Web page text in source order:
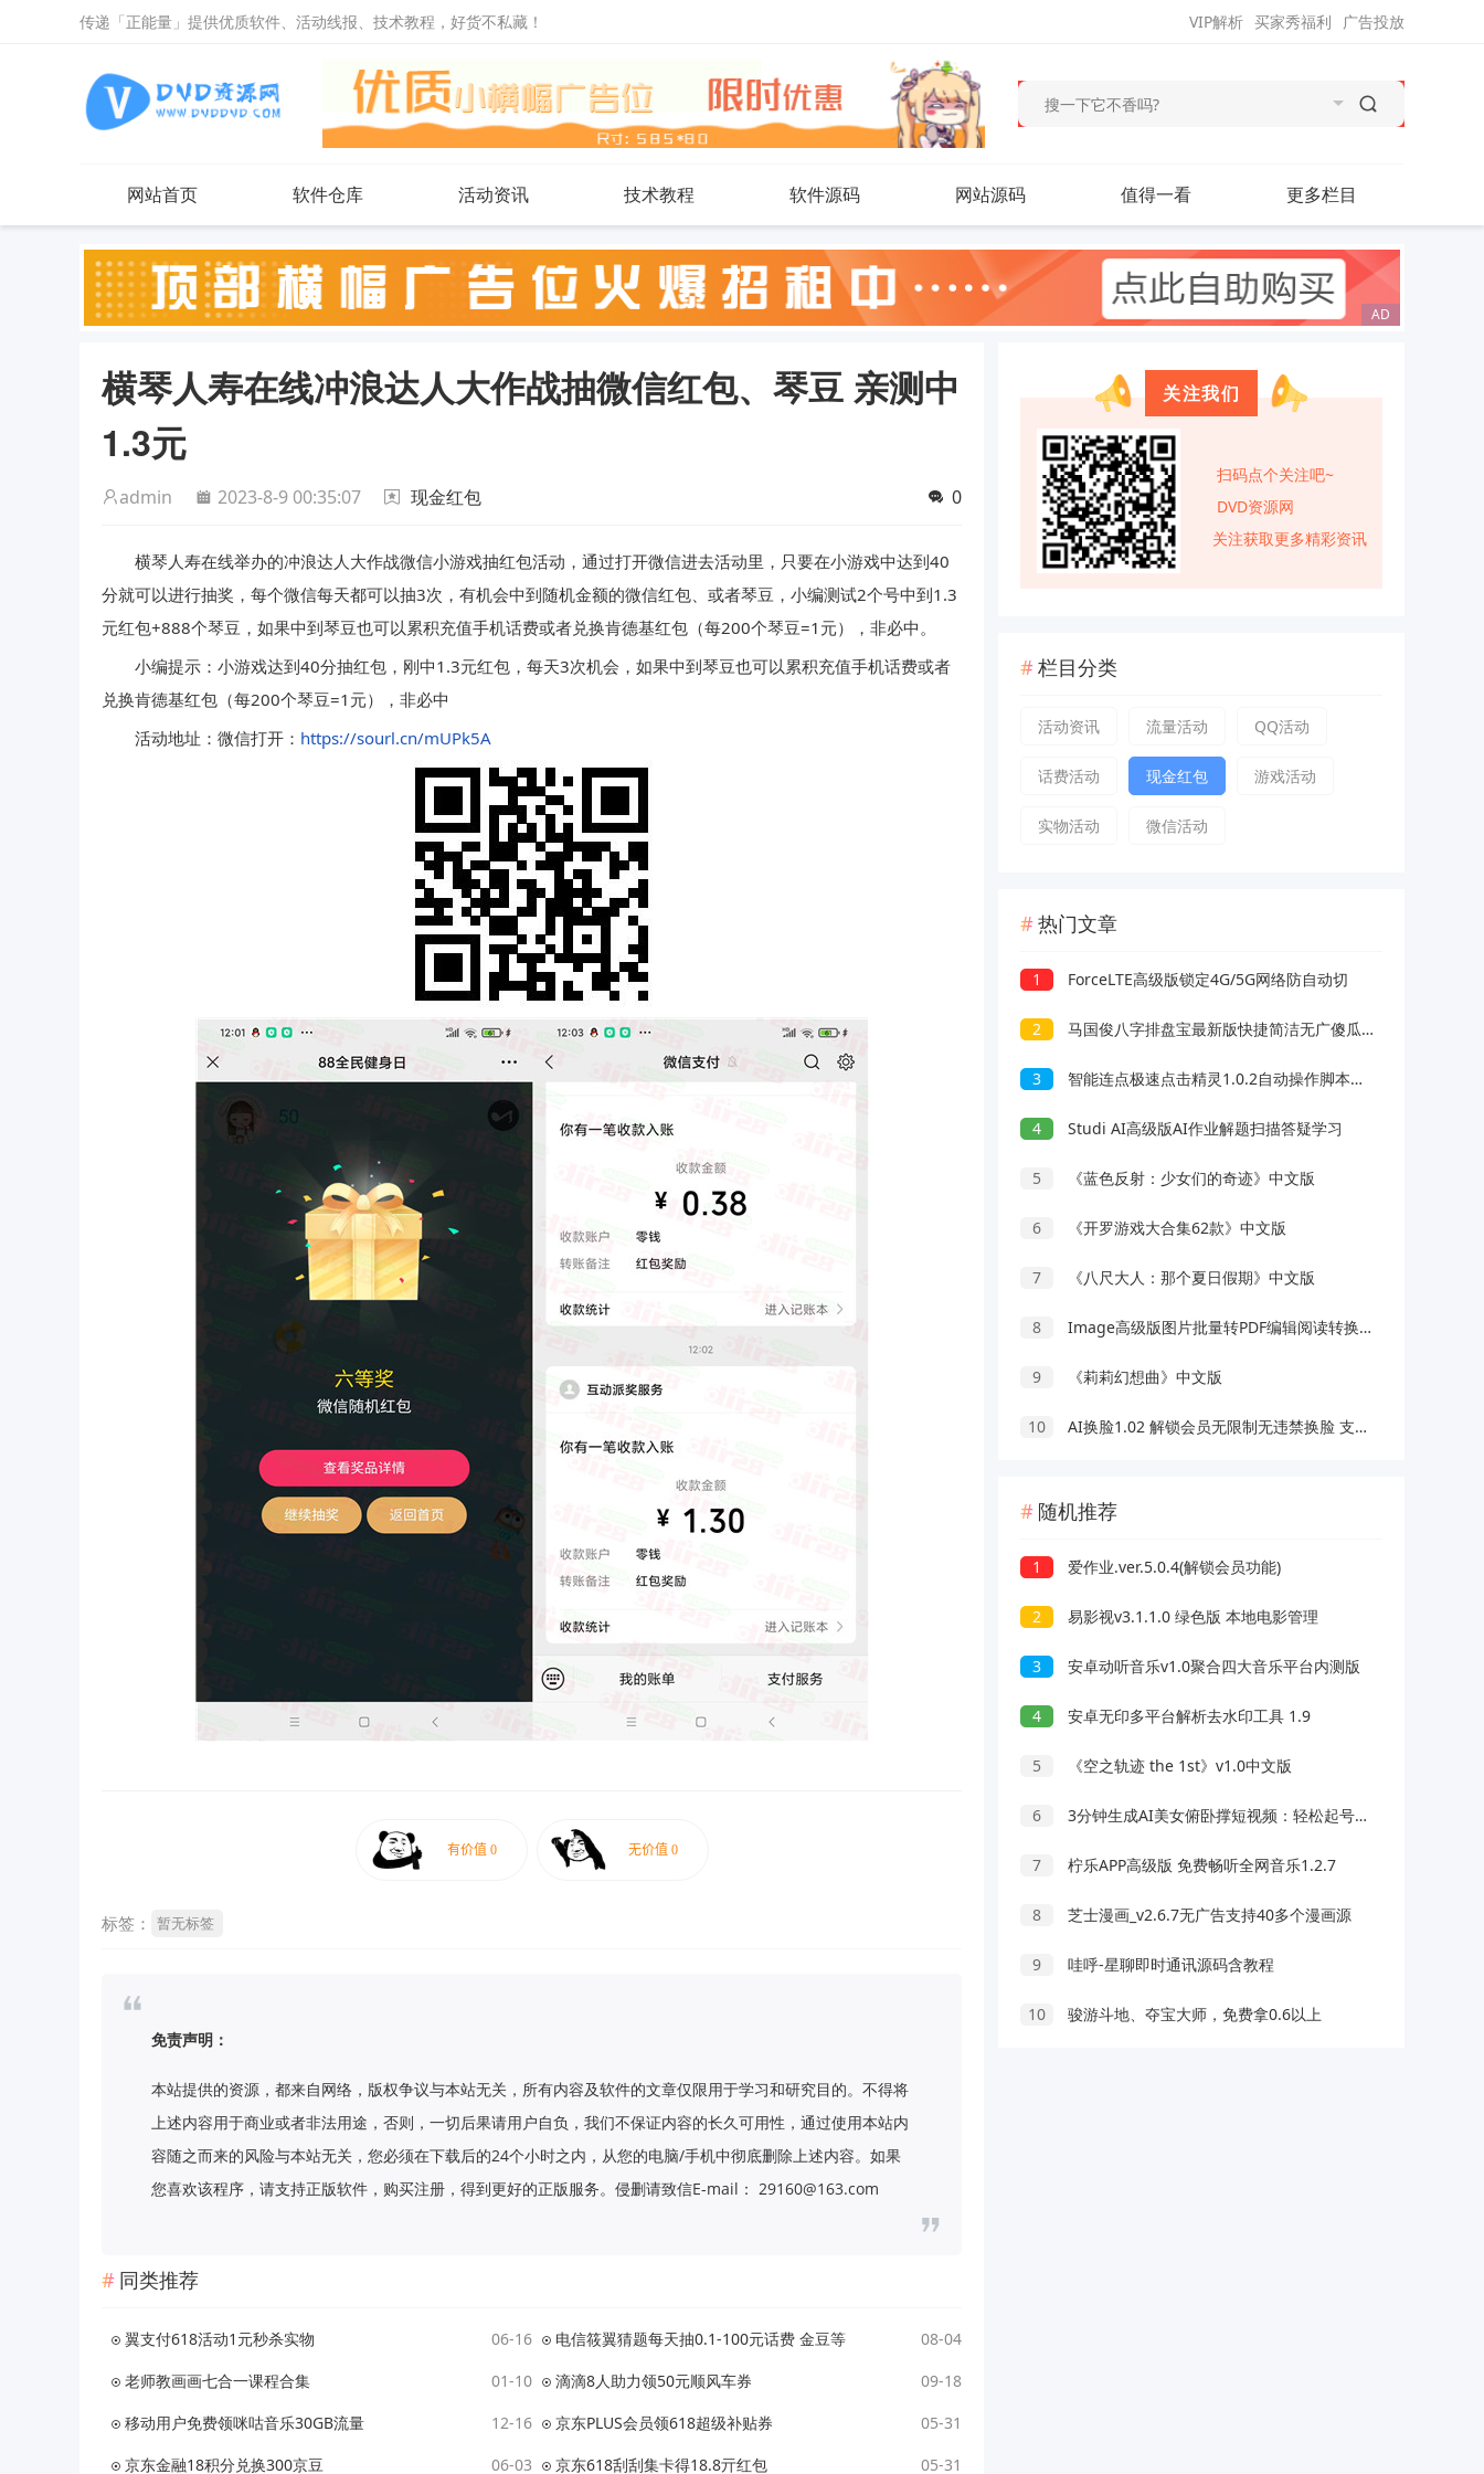
传递「正能量」提供优质软件、活动线报、技术教程，好货不私藏！ 广告投放
买家秀福利
VIP解析
网站首页 软件仓库 活动资讯 技术教程 软件源码 网站源码 值得一看 更多栏目
横琴人寿在线冲浪达人大作战抽微信红包、琴豆 亲测中
1.3元
admin 2023-8-9 00:35:07 现金红包 0
横琴人寿在线举办的冲浪达人大作战微信小游戏抽红包活动，通过打开微信进去活动里，只要在小游戏中达到40
分就可以进行抽奖，每个微信每天都可以抽3次，有机会中到随机金额的微信红包、或者琴豆，小编测试2个号中到1.3
元红包+888个琴豆，如果中到琴豆也可以累积充值手机话费或者兑换肯德基红包（每200个琴豆=1元），非必中。
小编提示：小游戏达到40分抽红包，刚中1.3元红包，每天3次机会，如果中到琴豆也可以累积充值手机话费或者
兑换肯德基红包（每200个琴豆=1元），非必中
活动地址：微信打开： https://sourl.cn/mUPk5A
标签： 暂无标签
免责声明：
本站提供的资源，都来自网络，版权争议与本站无关，所有内容及软件的文章仅限用于学习和研究目的。不得将
上述内容用于商业或者非法用途，否则，一切后果请用户自负，我们不保证内容的长久可用性，通过使用本站内
容随之而来的风险与本站无关，您必须在下载后的24个小时之内，从您的电脑/手机中彻底删除上述内容。如果
您喜欢该程序，请支持正版软件，购买注册，得到更好的正版服务。侵删请致信E-mail： 29160@163.com
同类推荐
翼支付618活动1元秒杀实物 06-16 电信筱翼猜题每天抽0.1-100元话费 金豆等
08-04
老师教画画七合一课程合集
01-10 滴滴8人助力领50元顺风车券
09-18
移动用户免费领咪咕音乐30GB流量
12-16 京东PLUS会员领618超级补贴券
05-31
京东金融18积分兑换300京豆
06-03 京东618刮刮集卡得18.8亓红包 05-31
关注我们
扫码点个关注吧~
DVD资源网
关注获取更多精彩资讯
栏目分类
活动资讯 流量活动 QQ活动
话费活动 现金红包 游戏活动
实物活动 微信活动
热门文章
1 ForceLTE高级版锁定4G/5G网络防自动切
2 马国俊八字排盘宝最新版快捷简洁无广傻瓜操作
3 智能连点极速点击精灵1.0.2自动操作脚本录制解放双手
4 Studi AI高级版AI作业解题扫描答疑学习
5 《蓝色反射：少女们的奇迹》中文版
6 《开罗游戏大合集62款》中文版
7 《八尺大人：那个夏日假期》中文版
8 Image高级版图片批量转PDF编辑阅读转换工具
9 《莉莉幻想曲》中文版
10 AI换脸1.02 解锁会员无限制无违禁换脸 支持照片/视频
随机推荐
1 爱作业.ver.5.0.4(解锁会员功能)
2 易影视v3.1.1.0 绿色版 本地电影管理
3 安卓动听音乐v1.0聚合四大音乐平台内测版
4 安卓无印多平台解析去水印工具 1.9
5 《空之轨迹 the 1st》v1.0中文版
6 3分钟生成AI美女俯卧撑短视频：轻松起号，精准男粉流量变现利器！
7 柠乐APP高级版 免费畅听全网音乐1.2.7
8 芝士漫画_v2.6.7无广告支持40多个漫画源
9 哇呼-星聊即时通讯源码含教程
10 骏游斗地、夺宝大师，免费拿0.6以上